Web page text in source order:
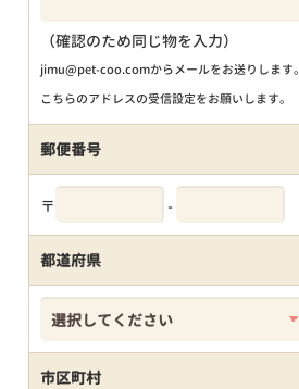
（確認のため同じ物を入力）
jimu@pet-coo.comからメールをお送りします。
こちらのアドレスの受信設定をお願いします。
郵便番号
〒 -
都道府県
市区町村